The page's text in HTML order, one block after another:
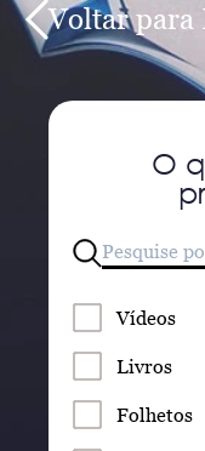
Voltar para
O
Vídeos
Livros
Folhetos